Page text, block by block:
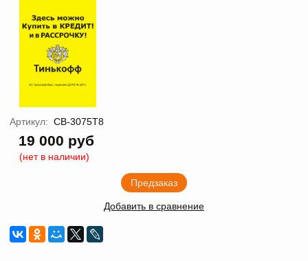
Артикул: CB-3075T8
19 000 руб
(нет в наличии)
Предзаказ
Добавить в сравнение